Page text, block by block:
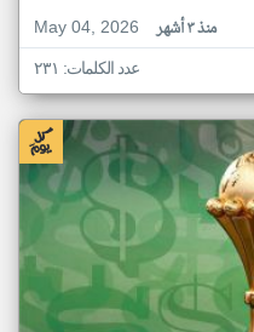
May 04, 2026
منذ ٣ أشهر
عدد الكلمات: ٢٣١